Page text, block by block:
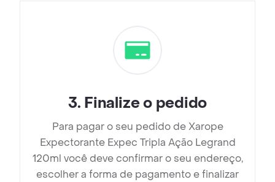
3. Finalize o pedido
Para pagar o seu pedido de Xarope
Expectorante Expec Tripla Ação Legrand
120ml você deve confirmar o seu endereço,
escolher a forma de pagamento e finalizar